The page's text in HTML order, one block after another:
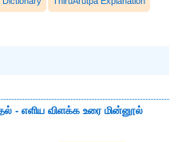
- எளிய விளக்க உரை மின்னூல்